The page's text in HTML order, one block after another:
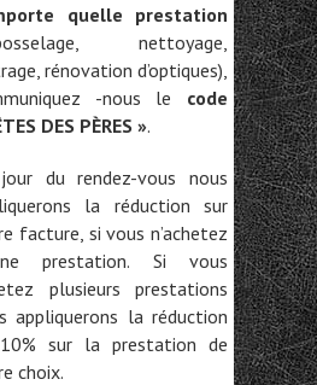
quelle prestation
nettoyage,
rénovation d’optiques),
-nous le code
DES PÈRES ».
du rendez-vous nous
la réduction sur
facture, si vous n’achetez
prestation. Si vous
plusieurs prestations
appliquerons la réduction
sur la prestation de
choix.